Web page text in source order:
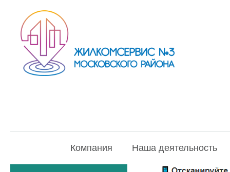
Компания Наша деятельность